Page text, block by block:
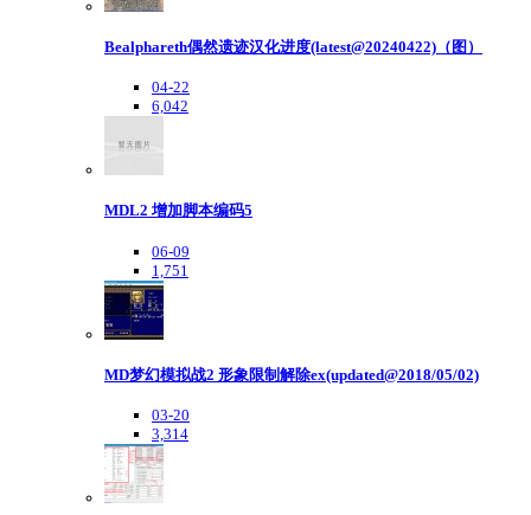
Bealphareth偶然遗迹汉化进度(latest@20240422)（图）
04-22
6,042
MDL2 增加脚本编码5
06-09
1,751
MD梦幻模拟战2 形象限制解除ex(updated@2018/05/02)
03-20
3,314